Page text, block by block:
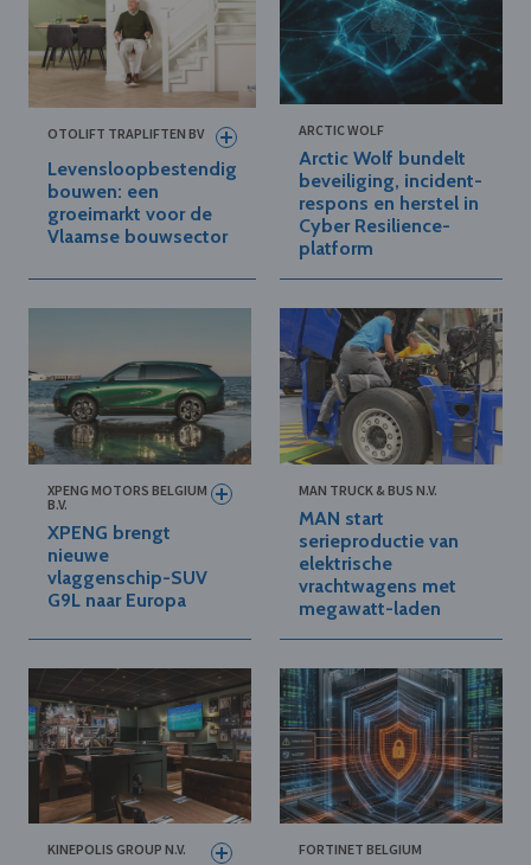
OTOLIFT TRAPLIFTEN BV
Levensloopbestendig
bouwen: een
groeimarkt voor de
Vlaamse bouwsector
ARCTIC WOLF
Arctic Wolf bundelt
beveiliging, incident-
respons en herstel in
Cyber Resilience-
platform
XPENG MOTORS BELGIUM
B.V.
XPENG brengt
nieuwe
vlaggenschip-SUV
G9L naar Europa
MAN TRUCK & BUS N.V.
MAN start
serieproductie van
elektrische
vrachtwagens met
megawatt-laden
KINEPOLIS GROUP N.V. FORTINET BELGIUM